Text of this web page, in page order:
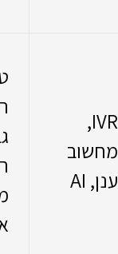
IVR,
מחשוב
ענן, AI